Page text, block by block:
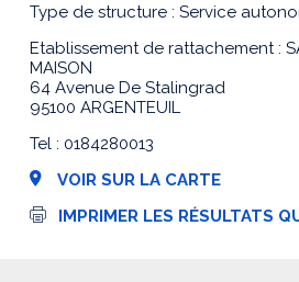
Type de structure : Service
Etablissement de rattachement :
MAISON
64 Avenue De Stalingrad
95100 ARGENTEUIL
Tel : 0184280013
VOIR SUR LA CARTE
I
IMPRIMER LES RÉSULTATS